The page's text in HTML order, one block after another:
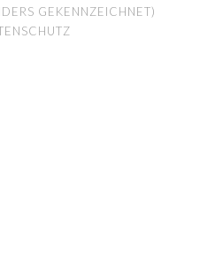
GEKENNZEICHNET)